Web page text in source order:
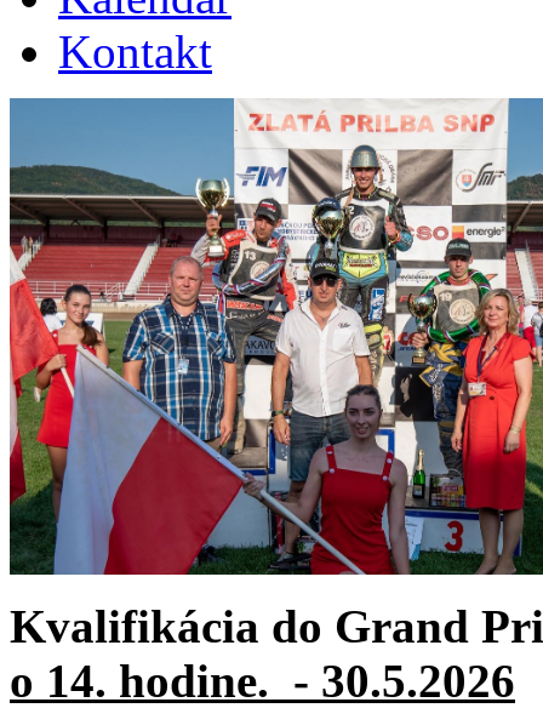
Kontakt
Kvalifikácia do Grand
o 14. hodine. - 30.5.2026